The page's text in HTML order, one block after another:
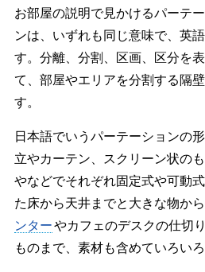
お部屋の説明で見かけるパーテ
ンは、いずれも同じ意味で、英
す。分離、分割、区画、区分を
て、部屋やエリアを分割する隔
す。
日本語でいうパーテーションの
立やカーテン、スクリーン状の
やなどでそれぞれ固定式や可動
た床から天井までと大きな物か
ンターやカフェのデスクの仕切
ものまで、素材も含めていろい